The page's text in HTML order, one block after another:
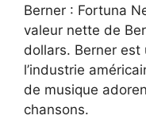
Berner : Fortuna
valeur nette de
dollars. Berner
l’industrie
de musique
chansons.